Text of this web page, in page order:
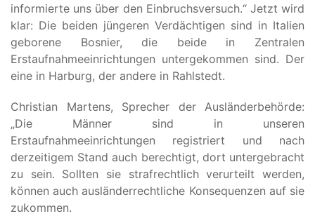
informierte uns über den Einbruchsversuch.“ Jetzt wird
klar: Die beiden jüngeren Verdächtigen sind in Italien
geborene Bosnier, die beide in Zentralen
Erstaufnahmeeinrichtungen untergekommen sind. Der
eine in Harburg, der andere in Rahlstedt.
Christian Martens, Sprecher der Ausländerbehörde:
„Die Männer sind in unseren
Erstaufnahmeeinrichtungen registriert und nach
derzeitigem Stand auch berechtigt, dort untergebracht
zu sein. Sollten sie strafrechtlich verurteilt werden,
können auch ausländerrechtliche Konsequenzen auf sie
zukommen.